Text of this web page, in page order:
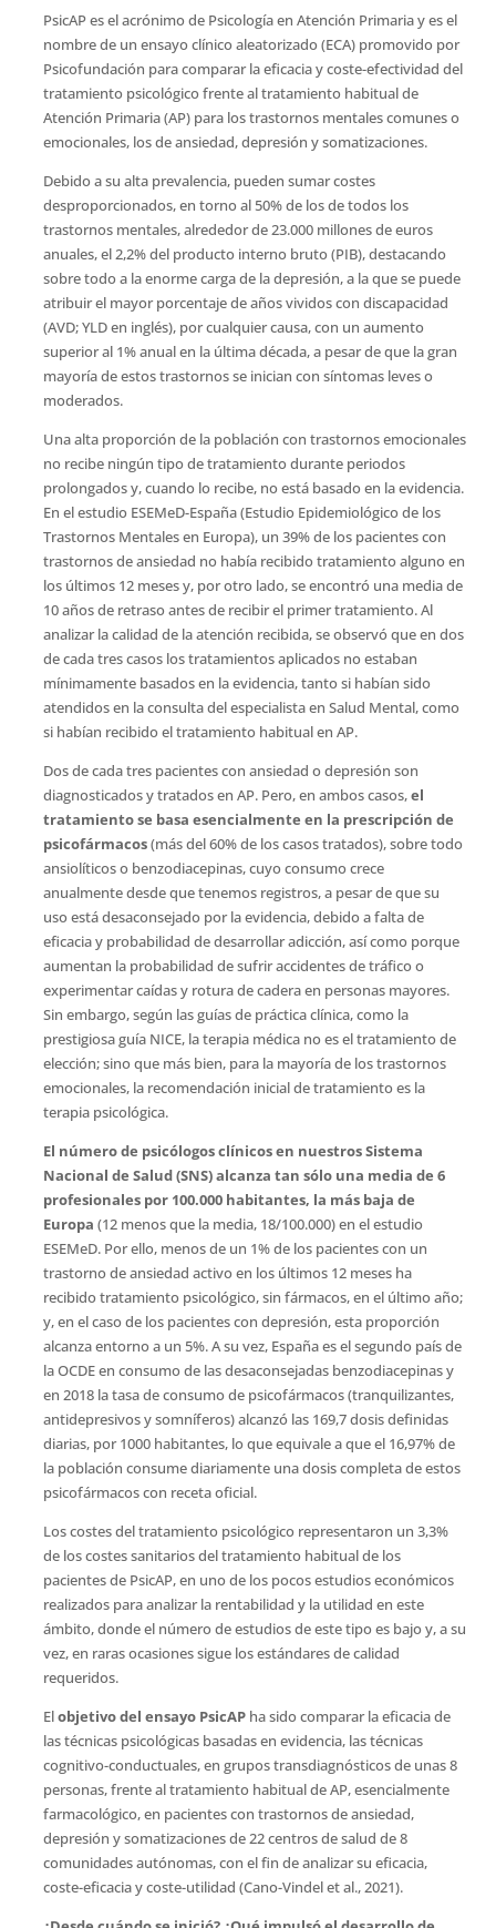
PsicAP es el acrónimo de Psicología en Atención Primaria y es el
nombre de un ensayo clínico aleatorizado (ECA) promovido por
Psicofundación para comparar la eficacia y coste-efectividad del
tratamiento psicológico frente al tratamiento habitual de
Atención Primaria (AP) para los trastornos mentales comunes o
emocionales, los de ansiedad, depresión y somatizaciones.
Debido a su alta prevalencia, pueden sumar costes
desproporcionados, en torno al 50% de los de todos los
trastornos mentales, alrededor de 23.000 millones de euros
anuales, el 2,2% del producto interno bruto (PIB), destacando
sobre todo a la enorme carga de la depresión, a la que se puede
atribuir el mayor porcentaje de años vividos con discapacidad
(AVD; YLD en inglés), por cualquier causa, con un aumento
superior al 1% anual en la última década, a pesar de que la gran
mayoría de estos trastornos se inician con síntomas leves o
moderados.
Una alta proporción de la población con trastornos emocionales
no recibe ningún tipo de tratamiento durante periodos
prolongados y, cuando lo recibe, no está basado en la evidencia.
En el estudio ESEMeD-España (Estudio Epidemiológico de los
Trastornos Mentales en Europa), un 39% de los pacientes con
trastornos de ansiedad no había recibido tratamiento alguno en
los últimos 12 meses y, por otro lado, se encontró una media de
10 años de retraso antes de recibir el primer tratamiento. Al
analizar la calidad de la atención recibida, se observó que en dos
de cada tres casos los tratamientos aplicados no estaban
mínimamente basados en la evidencia, tanto si habían sido
atendidos en la consulta del especialista en Salud Mental, como
si habían recibido el tratamiento habitual en AP.
Dos de cada tres pacientes con ansiedad o depresión son
diagnosticados y tratados en AP. Pero, en ambos casos,el
tratamiento se basa esencialmente en la prescripción de
psicofármacos(más del 60% de los casos tratados), sobre todo
ansiolíticos o benzodiacepinas, cuyo consumo crece
anualmente desde que tenemos registros, a pesar de que su
uso está desaconsejado por la evidencia, debido a falta de
eficacia y probabilidad de desarrollar adicción, así como porque
aumentan la probabilidad de sufrir accidentes de tráfico o
experimentar caídas y rotura de cadera en personas mayores.
Sin embargo, según las guías de práctica clínica, como la
prestigiosa guía NICE, la terapia médica no es el tratamiento de
elección; sino que más bien, para la mayoría de los trastornos
emocionales, la recomendación inicial de tratamiento es la
terapia psicológica.
El número de psicólogos clínicos en nuestros Sistema
Nacional de Salud (SNS) alcanza tan sólo una media de 6
profesionales por 100.000 habitantes, la más baja de
Europa (12 menos que la media, 18/100.000) en el estudio
ESEMeD. Por ello, menos de un 1% de los pacientes con un
trastorno de ansiedad activo en los últimos 12 meses ha
recibido tratamiento psicológico, sin fármacos, en el último año;
y, en el caso de los pacientes con depresión, esta proporción
alcanza entorno a un 5%. A su vez, España es el segundo país de
la OCDE en consumo de las desaconsejadas benzodiacepinas y
en 2018 la tasa de consumo de psicofármacos (tranquilizantes,
antidepresivos y somníferos) alcanzó las 169,7 dosis definidas
diarias, por 1000 habitantes, lo que equivale a que el 16,97% de
la población consume diariamente una dosis completa de estos
psicofármacos con receta oficial.
Los costes del tratamiento psicológico representaron un 3,3%
de los costes sanitarios del tratamiento habitual de los
pacientes de PsicAP, en uno de los pocos estudios económicos
realizados para analizar la rentabilidad y la utilidad en este
ámbito, donde el número de estudios de este tipo es bajo y, a su
vez, en raras ocasiones sigue los estándares de calidad
requeridos.
Elobjetivo del ensayo PsicAP ha sido comparar la eficacia de
las técnicas psicológicas basadas en evidencia, las técnicas
cognitivo-conductuales, en grupos transdiagnósticos de unas 8
personas, frente al tratamiento habitual de AP, esencialmente
farmacológico, en pacientes con trastornos de ansiedad,
depresión y somatizaciones de 22 centros de salud de 8
comunidades autónomas, con el fin de analizar su eficacia,
coste-eficacia y coste-utilidad (Cano-Vindel et al., 2021).